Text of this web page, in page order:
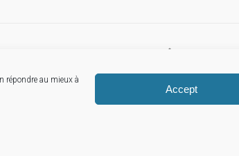
répondre au mieux à
Accept
Mentions légales